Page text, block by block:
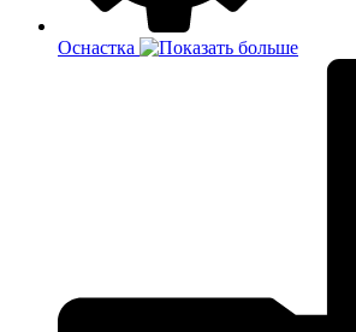
Оснастка